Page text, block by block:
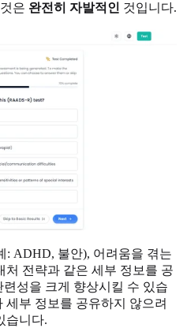
은 완전히 자발적인 것입니다.
: ADHD, 불안), 어려움을 겪는
처 전략과 같은 세부 정보를 공
성을 크게 향상시킬 수 있습
세부 정보를 공유하지 않으려
습니다.